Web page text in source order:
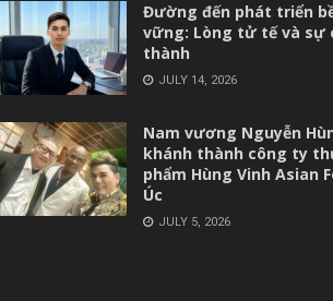
Đường đến phát triển
vững: Lòng tử tế và sự
thành
JULY 14, 2026
Nam vương Nguyễn
khánh thành công ty
phẩm Hùng Vinh Asian
Úc
JULY 5, 2026